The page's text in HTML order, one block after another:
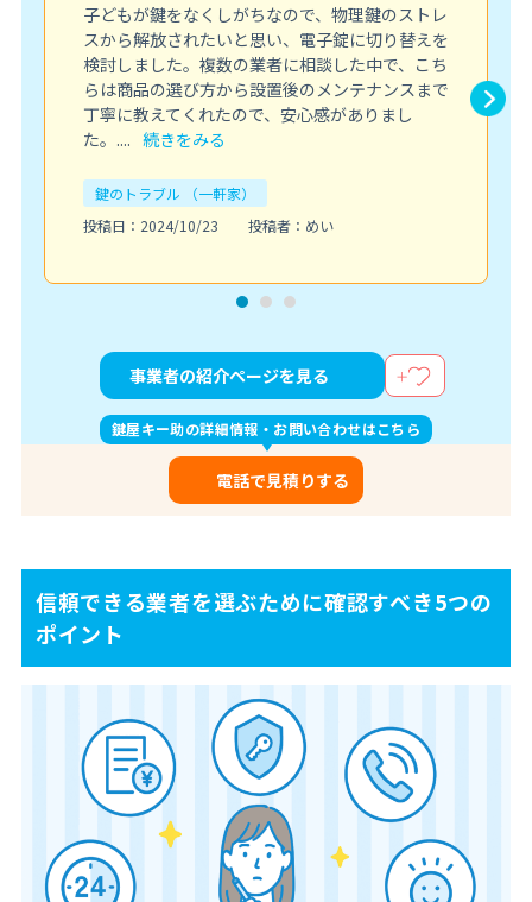
子どもが鍵をなくしがちなので、物理鍵のストレ
スから解放されたいと思い、電子錠に切り替えを
検討しました。複数の業者に相談した中で、こち
らは商品の選び方から設置後のメンテナンスまで
丁寧に教えてくれたので、安心感がありまし
た。.... 続きをみる
鍵のトラブル （一軒家）
投稿日：2024/10/23
投稿者：めい
事業者の紹介ページを見る
鍵屋キー助の詳細情報・お問い合わせはこちら
電話で見積りする
信頼できる業者を選ぶために確認すべき5つの
ポイント